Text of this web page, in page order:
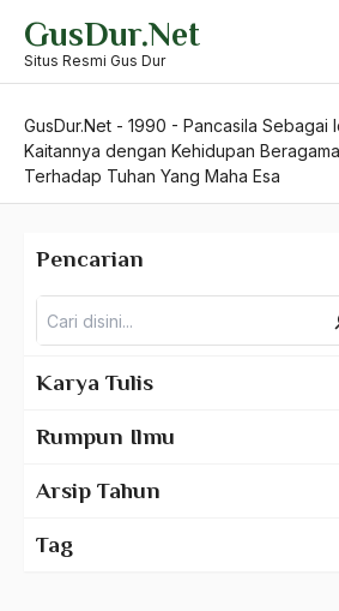
content
GusDur.Net
Situs Resmi Gus Dur
GusDur.Net - 1990 - Pancasila Sebagai
Kaitannya dengan Kehidupan
Terhadap Tuhan Yang Maha Esa
Pencarian
Karya Tulis
Rumpun Ilmu
Arsip Tahun
Tag